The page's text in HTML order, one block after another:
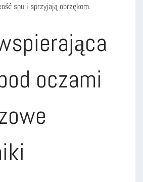
snu i sprzyjają obrzękom.
oczami